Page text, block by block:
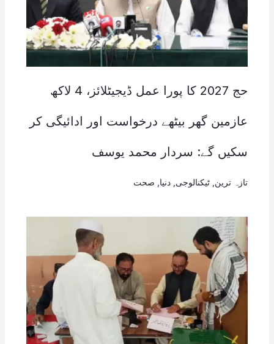
حج 2027 کا پورا عمل ڈیجیٹلائز، 4 لاکھ
عازمین گھر بیٹھے درخواست اور ادائیگی کر
سکیں گے: سردار محمد یوسف
تازہ ترین ٹیکنالوجی دنیا صحت